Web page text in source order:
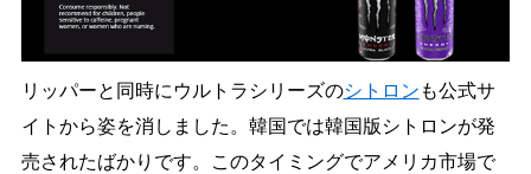
リッパーと同時にウルトラシリーズのシトロン も公式サ
イトから姿を消しました。韓国では韓国版シトロンが発
売されたばかりです。このタイミングでアメリカ市場で